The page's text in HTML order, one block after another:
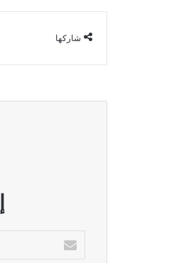
شاركها
بريدك